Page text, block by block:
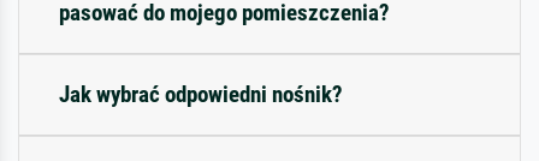
pasować do mojego pomieszczenia?
Jak wybrać odpowiedni nośnik?